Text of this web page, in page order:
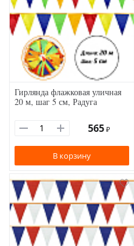
Гирлянда флажковая уличная
20 м, шаг 5 см, Радуга
565 ₽
В корзину